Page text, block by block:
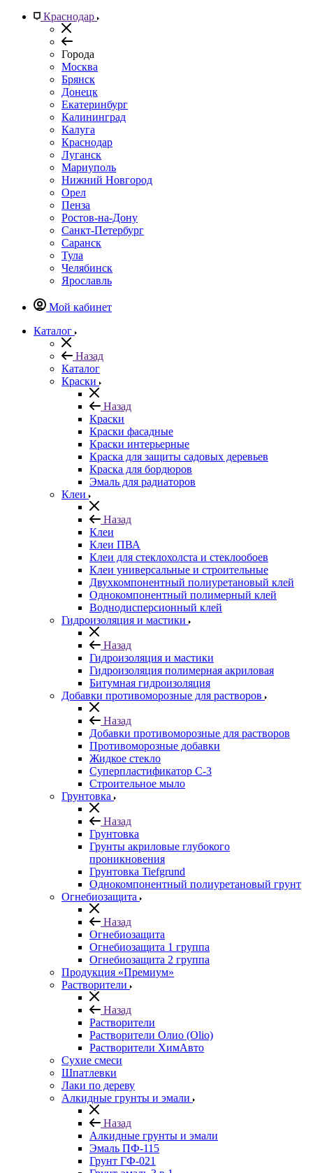
Краснодар
Города
Москва
Брянск
Донецк
Екатеринбург
Калининград
Калуга
Краснодар
Луганск
Мариуполь
Нижний Новгород
Орел
Пенза
Ростов-на-Дону
Санкт-Петербург
Саранск
Тула
Челябинск
Ярославль
Мой кабинет
Каталог
Назад
Каталог
Краски
Назад
Краски
Краски фасадные
Краски интерьерные
Краска для защиты садовых деревьев
⁠Краска для бордюров
Эмаль для радиаторов
Клеи
Назад
Клеи
Клеи ПВА
Клеи для стеклохолста и стеклообоев
Клеи универсальные и строительные
Двухкомпонентный полиуретановый клей
Однокомпонентный полимерный клей
Воднодисперсионный клей
Гидроизоляция и мастики
Назад
Гидроизоляция и мастики
Гидроизоляция полимерная акриловая
Битумная гидроизоляция
Добавки противоморозные для растворов
Назад
Добавки противоморозные для растворов
Противоморозные добавки
Жидкое стекло
Суперпластификатор С-3
Строительное мыло
Грунтовка
Назад
Грунтовка
Грунты акриловые глубокого
проникновения
Грунтовка Tiefgrund
Однокомпонентный полиуретановый грунт
Огнебиозащита
Назад
Огнебиозащита
Огнебиозащита 1 группа
Огнебиозащита 2 группа
Продукция «Премиум»
Растворители
Назад
Растворители
Растворители Олио (Olio)
Растворители ХимАвто
Сухие смеси
Шпатлевки
Лаки по дереву
Алкидные грунты и эмали
Назад
Алкидные грунты и эмали
Эмаль ПФ-115
Грунт ГФ-021